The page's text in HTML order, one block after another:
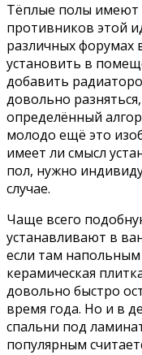
Тёплые полы имеют
противников этой
различных форумах
установить в
добавить
довольно
определённый
молодо ещё это
имеет ли смысл
пол, нужно
случае.
Чаще всего
устанавливают в
если там
керамическая
довольно быстро
время года. Но и в
спальни под
популярным